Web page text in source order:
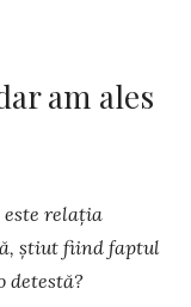
am ales
este relația
știut fiind faptul
detestă?